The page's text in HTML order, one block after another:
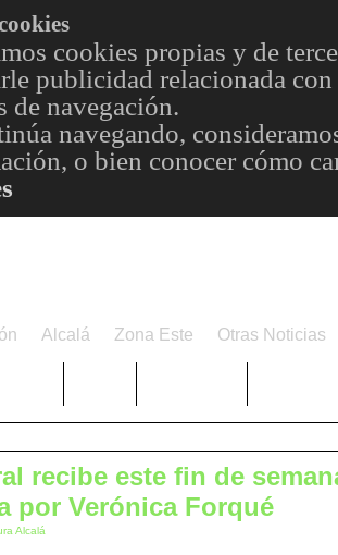
cookies propias y de
publicidad relacionada
de navegación.
navegando,
o bien conocer cómo
Alcalá Zona Este Otras Noticias
recibe este fin de
por Verónica Forqué
Alcalá